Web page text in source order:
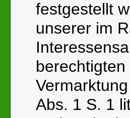
festgestellt
unserer im
Abs. 1 S. 1